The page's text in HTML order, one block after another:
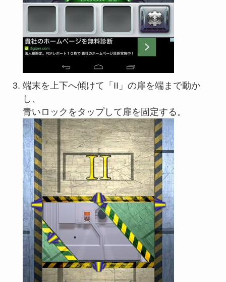
端末を上下へ傾けて「II」の扉を端まで動か
し、
青いロックをタップして扉を固定する。